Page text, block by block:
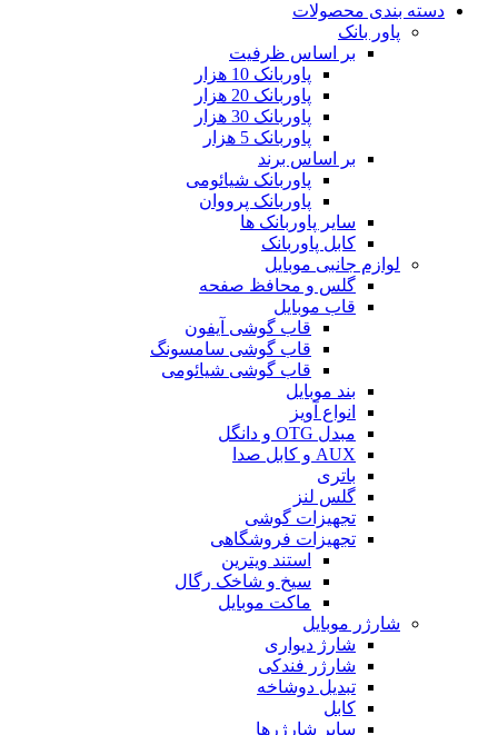
دسته بندی محصولات
پاور بانک
بر اساس ظرفیت
پاوربانک 10 هزار
پاوربانک 20 هزار
پاوربانک 30 هزار
پاوربانک 5 هزار
بر اساس برند
پاوربانک شیائومی
پاوربانک پرووان
سایر پاوربانک ها
کابل پاوربانک
لوازم جانبی موبایل
گلس و محافظ صفحه
قاب موبایل
قاب گوشی آیفون
قاب گوشی سامسونگ
قاب گوشی شیائومی
بند موبایل
انواع آویز
مبدل OTG و دانگل
AUX و کابل صدا
باتری
گلس لنز
تجهیزات گوشی
تجهیزات فروشگاهی
استند ویترین
سیخ و شاخک رگال
ماکت موبایل
شارژر موبایل
شارژ دیواری
شارژر فندکی
تبدیل دوشاخه
کابل
سایر شارژرها